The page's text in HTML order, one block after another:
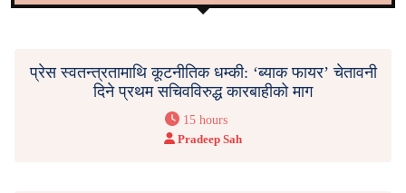
प्रेस स्वतन्त्रतामाथि कूटनीतिक धम्की: ‘ब्याक फायर’ चेतावनी
दिने प्रथम सचिवविरुद्ध कारबाहीको माग
15 hours
Pradeep Sah